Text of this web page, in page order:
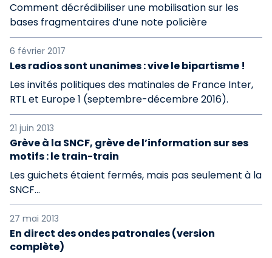
Comment décrédibiliser une mobilisation sur les
bases fragmentaires d’une note policière
6 février 2017
Les radios sont unanimes : vive le bipartisme !
Les invités politiques des matinales de France Inter,
RTL et Europe 1 (septembre-décembre 2016).
21 juin 2013
Grève à la SNCF, grève de l’information sur ses
motifs : le train-train
Les guichets étaient fermés, mais pas seulement à la
SNCF...
27 mai 2013
En direct des ondes patronales (version
complète)